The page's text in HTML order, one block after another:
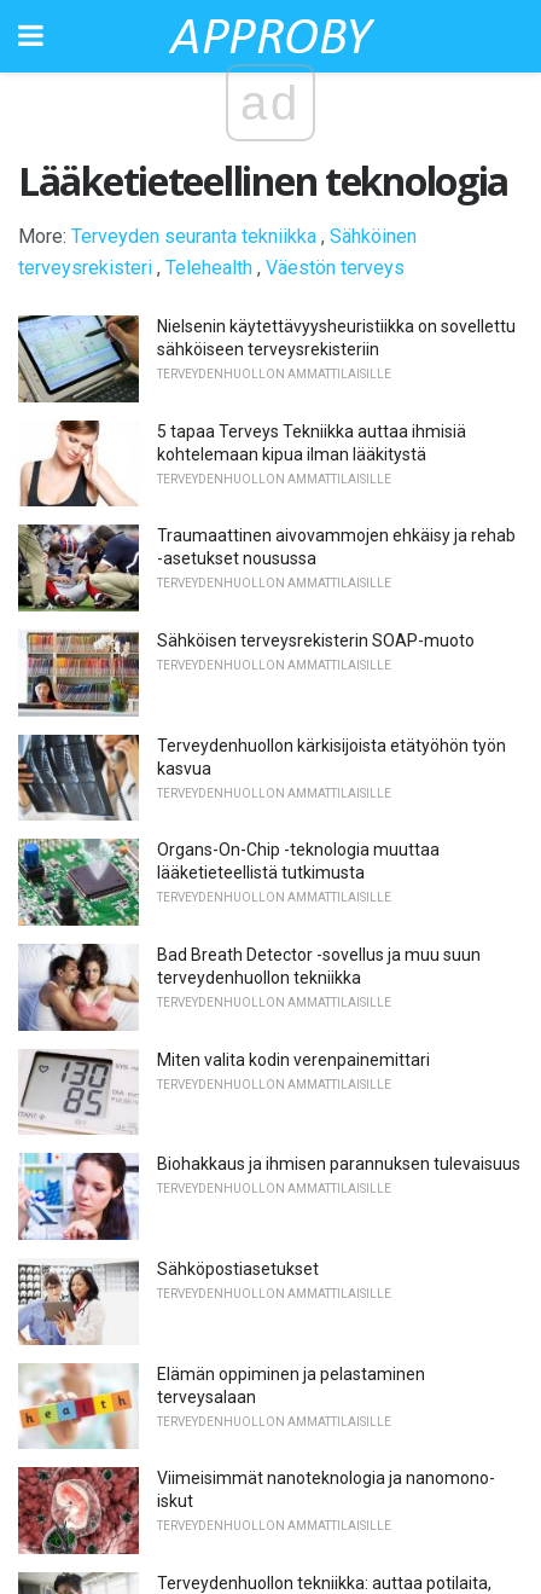
ad
Lääketieteellinen teknologia
More: Terveyden seuranta tekniikka , Sähköinen
terveysrekisteri , Telehealth , Väestön terveys
Nielsenin käytettävyysheuristiikka on sovellettu
sähköiseen terveysrekisteriin
TERVEYDENHUOLLON AMMATTILAISILLE
5 tapaa Terveys Tekniikka auttaa ihmisiä
kohtelemaan kipua ilman lääkitystä
TERVEYDENHUOLLON AMMATTILAISILLE
Traumaattinen aivovammojen ehkäisy ja rehab
-asetukset nousussa
TERVEYDENHUOLLON AMMATTILAISILLE
Sähköisen terveysrekisterin SOAP-muoto
TERVEYDENHUOLLON AMMATTILAISILLE
Terveydenhuollon kärkisijoista etätyöhön työn
kasvua
TERVEYDENHUOLLON AMMATTILAISILLE
Organs-On-Chip -teknologia muuttaa
lääketieteellistä tutkimusta
TERVEYDENHUOLLON AMMATTILAISILLE
Bad Breath Detector -sovellus ja muu suun
terveydenhuollon tekniikka
TERVEYDENHUOLLON AMMATTILAISILLE
Miten valita kodin verenpainemittari
TERVEYDENHUOLLON AMMATTILAISILLE
Biohakkaus ja ihmisen parannuksen tulevaisuus
TERVEYDENHUOLLON AMMATTILAISILLE
Sähköpostiasetukset
TERVEYDENHUOLLON AMMATTILAISILLE
Elämän oppiminen ja pelastaminen
terveysalaan
TERVEYDENHUOLLON AMMATTILAISILLE
Viimeisimmät nanoteknologia ja nanomono-
iskut
TERVEYDENHUOLLON AMMATTILAISILLE
Terveydenhuollon tekniikka: auttaa potilaita,